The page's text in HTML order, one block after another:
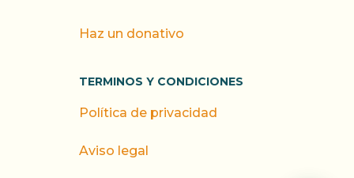
Haz un donativo
TERMINOS Y CONDICIONES
Política de privacidad
Aviso legal